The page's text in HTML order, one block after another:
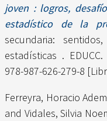
joven : logros,
estadístico de la
secundaria:
estadísticas .
978-987-626-279-8
Ferreyra, Horacio
and Vidales, Silvia